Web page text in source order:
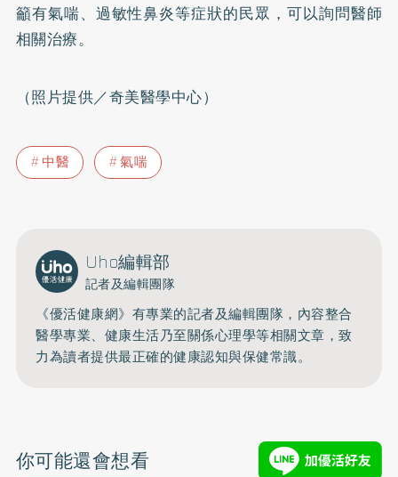
籲有氣喘、過敏性鼻炎等症狀的民眾，可以詢問醫師
相關治療。
（照片提供／奇美醫學中心）
中醫 氣喘
Uho編輯部
記者及編輯團隊
《優活健康網》有專業的記者及編輯團隊，內容整合
醫學專業、健康生活乃至關係心理學等相關文章，致
力為讀者提供最正確的健康認知與保健常識。
你可能還會想看